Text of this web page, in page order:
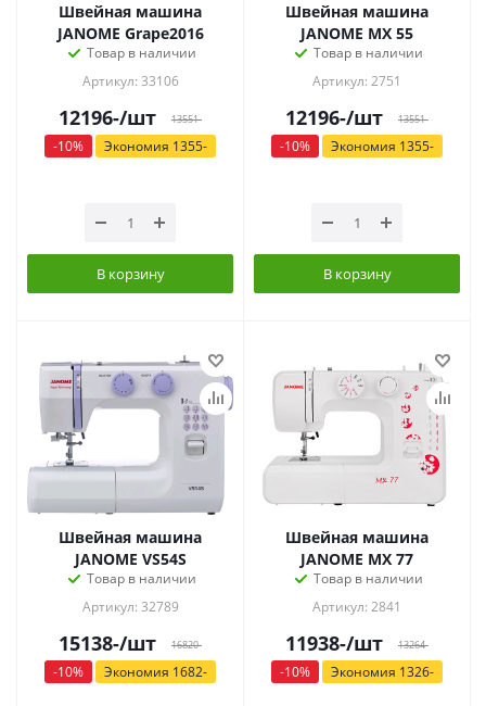
Швейная машина
JANOME Grape2016
Товар в наличии
Артикул: 33106
12196-/шт 13551-
-10% Экономия 1355-
В корзину
Швейная машина
JANOME MX 55
Товар в наличии
Артикул: 2751
12196-/шт 13551-
-10% Экономия 1355-
В корзину
Швейная машина
JANOME VS54S
Товар в наличии
Артикул: 32789
15138-/шт 16820-
-10% Экономия 1682-
Швейная машина
JANOME MX 77
Товар в наличии
Артикул: 2841
11938-/шт 13264-
-10% Экономия 1326-